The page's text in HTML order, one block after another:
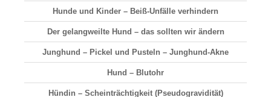
Hunde und Kinder – Beiß-Unfälle verhindern
Der gelangweilte Hund – das sollten wir ändern
Junghund – Pickel und Pusteln – Junghund-Akne
Hund – Blutohr
Hündin – Scheinträchtigkeit (Pseudogravidität)